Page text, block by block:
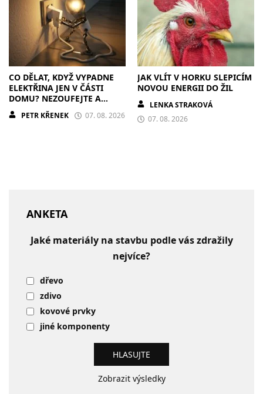
CO DĚLAT, KDYŽ VYPADNE
ELEKTŘINA JEN V ČÁSTI
DOMU? NEZOUFEJTE A
POSTUPUJTE S CHLADNOU
HLAVOU
PETR KŘENEK 07. 08. 2026
JAK VLÍT V HORKU SLEPICÍM
NOVOU ENERGII DO ŽIL
LENKA STRAKOVÁ
07. 08. 2026
ANKETA
Jaké materiály na stavbu podle vás zdražily
nejvíce?
dřevo
zdivo
kovové prvky
jiné komponenty
Zobrazit výsledky